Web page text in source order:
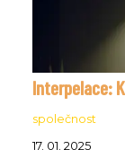
Interpelace:
společnost
17. 01. 2025